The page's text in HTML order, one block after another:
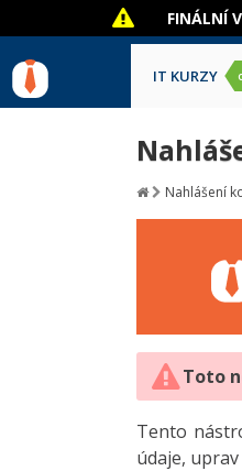
FINÁLNÍ
IT KURZY
Nahlášení
Toto
Tento
údaje,